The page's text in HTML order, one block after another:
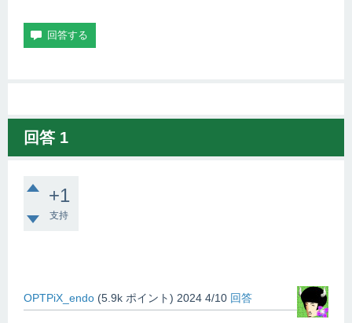
回答 1
+1
支持
OPTPiX_endo (5.9k ポイント) 2024 4/10 回答